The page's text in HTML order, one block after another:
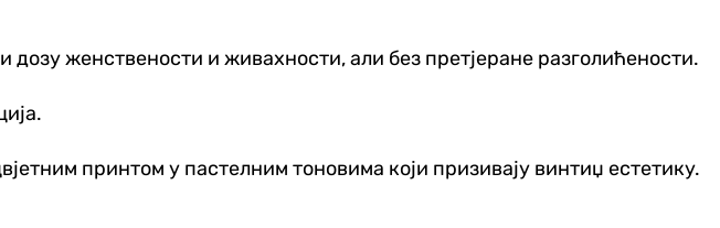
женствености и живахности, али без претјеране разголићености.
принтом у пастелним тоновима који призивају винтиџ естетику.